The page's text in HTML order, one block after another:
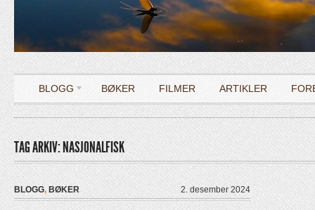
BLOGG BØKER FILMER ARTIKLER
TAG ARKIV: NASJONALFISK
BLOGG, BØKER 2. desember 2024